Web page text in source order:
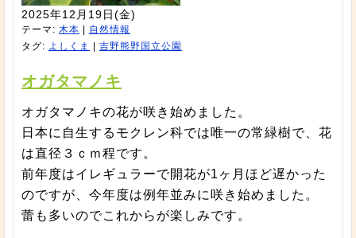
2025年12月19日(金)
テーマ: 木本
自然情報
タグ: よしくま 吉野熊野国立公園
オガタマノキ
オガタマノキの花が咲き始めました。
日本に自生するモクレン科では唯一の常緑樹で、花
は直径３ｃｍ程です。
前年度はイレギュラーで開花が1ヶ月ほど遅かった
のですが、今年度は例年並みに咲き始めました。
蕾も多いのでこれからが楽しみです。